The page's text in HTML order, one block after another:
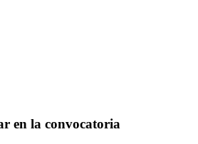
en la convocatoria